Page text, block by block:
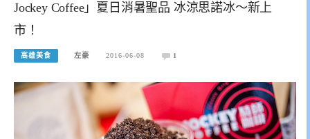
Jockey Coffee」夏日消暑聖品 冰涼思諾冰～新上
市！
高雄美食 左豪 2016-06-08 1